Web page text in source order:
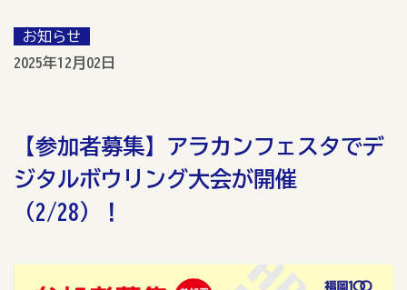
お知らせ
2025年12月02日
【参加者募集】アラカンフェスタでデ
ジタルボウリング大会が開催
（2/28）！